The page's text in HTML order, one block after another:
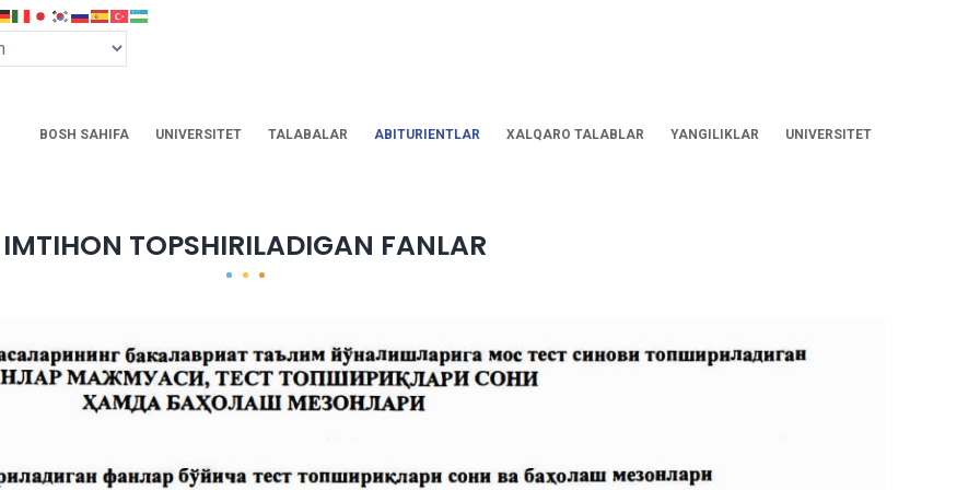
BOSH SAHIFA UNIVERSITET TALABALAR ABITURIENTLAR XALQARO TALABLAR YANGILIKLAR UNIVERSITET
IMTIHON TOPSHIRILADIGAN FANLAR